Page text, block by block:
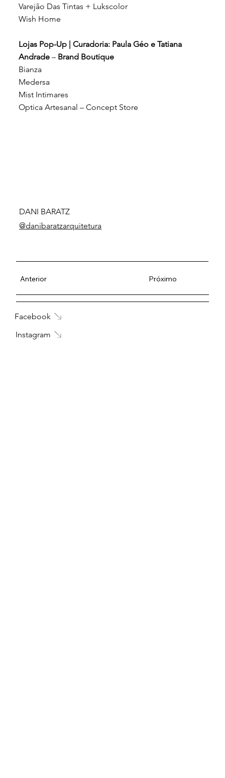
Varejão Das Tintas + Lukscolor
Wish Home
Lojas Pop-Up | Curadoria: Paula Géo e Tatiana
Andrade– Brand Boutique
Bianza
Medersa
Mist Intimares
Optica Artesanal – Concept Store
DANI BARATZ
@danibaratzarquitetura
Anterior Próximo
Facebook
Instagram